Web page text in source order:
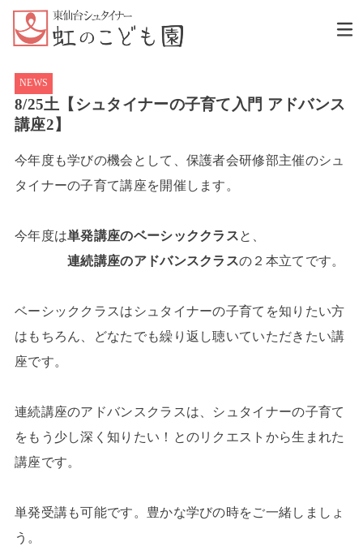
NEWS
8/25土【シュタイナーの子育て入門 アドバンス
講座2】
今年度も学びの機会として、保護者会研修部主催のシュ
タイナーの子育て講座を開催します。
今年度は単発講座のベーシッククラスと、
連続講座のアドバンスクラスの２本立てです。
ベーシッククラスはシュタイナーの子育てを知りたい方
はもちろん、どなたでも繰り返し聴いていただきたい講
座です。
連続講座のアドバンスクラスは、シュタイナーの子育て
をもう少し深く知りたい！とのリクエストから生まれた
講座です。
単発受講も可能です。豊かな学びの時をご一緒しましょ
う。